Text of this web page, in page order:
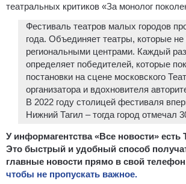
театральных критиков «За монолог
Фестиваль театров малых городов
года. Объединяет театры, которые
региональными центрами. Каждый
определяет победителей, которые
постановки на сцене московского
организатора и вдохновителя
В 2022 году столицей фестиваля
Нижний Тагил – тогда город отмечал
У информагентства «Все новости» есть
Это быстрый и удобный способ
главные новости прямо в свой
чтобы не пропускать важное.